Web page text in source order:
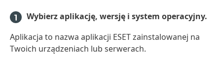
Wybierz aplikację, wersję i system operacyjny.
Aplikacja to nazwa aplikacji ESET zainstalowanej na
Twoich urządzeniach lub serwerach.